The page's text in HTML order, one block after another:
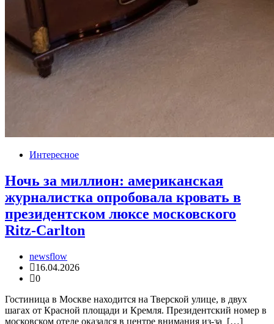
Интересное
Ночь за миллион: американская
журналистка опробовала кровать в
президентском люксе московского
Ritz-Carlton
newsflow
16.04.2026
0
Гостиница в Москве находится на Тверской улице, в двух
шагах от Красной площади и Кремля. Президентский номер в
московском отеле оказался в центре внимания из-за […]